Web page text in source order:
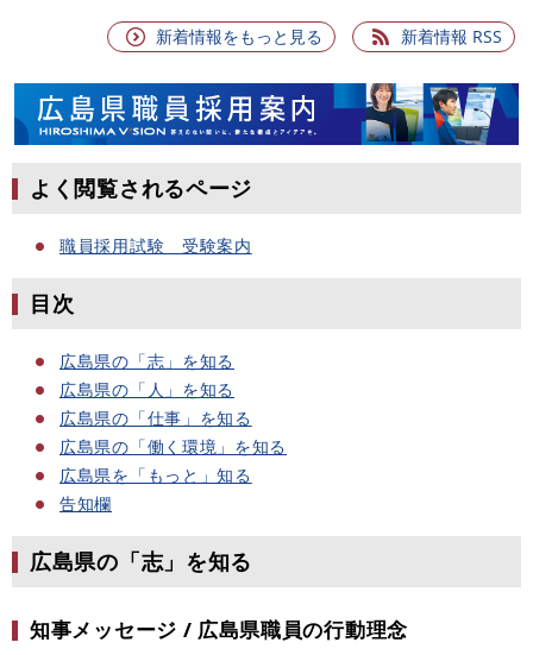
新着情報をもっと見る 新着情報 RSS
よく閲覧されるページ
職員採用試験 受験案内
目次
広島県の「志」を知る
広島県の「人」を知る
広島県の「仕事」を知る
広島県の「働く環境」を知る
広島県を「もっと」知る
告知欄
広島県の「志」を知る
知事メッセージ / 広島県職員の行動理念